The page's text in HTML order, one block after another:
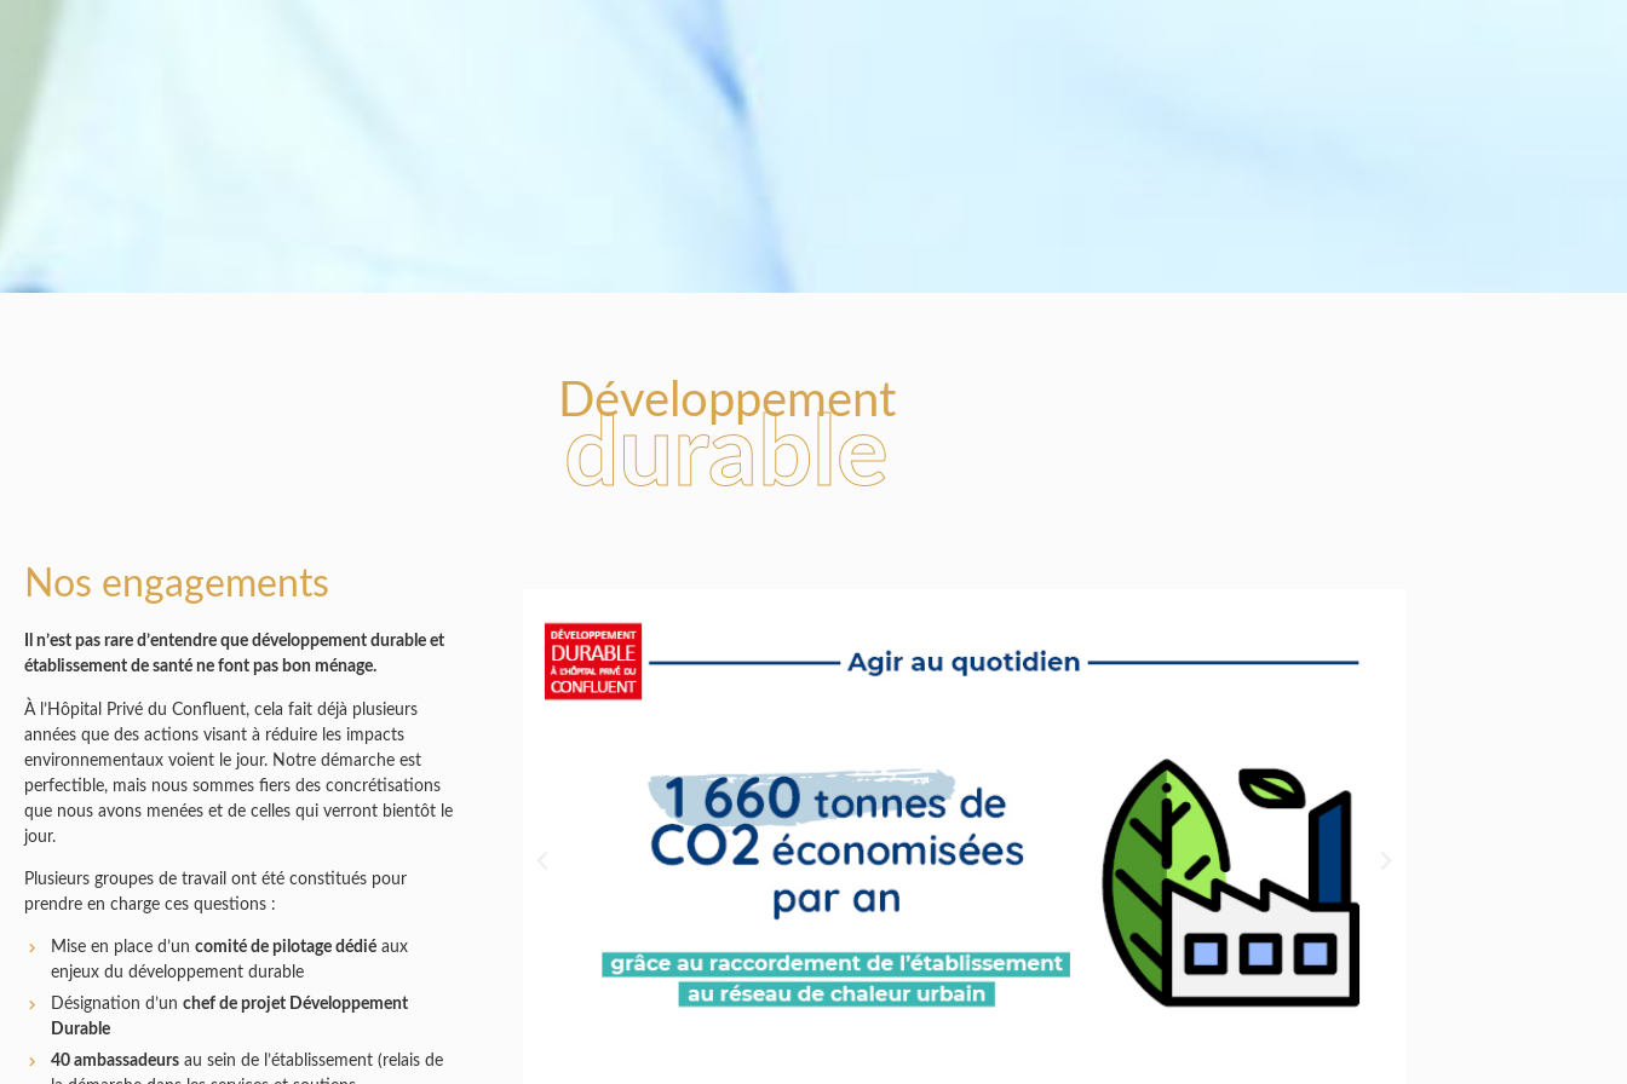
Développement
durable
Nos engagements
Il n’est pas rare d’entendre que développement durable et
établissement de santé ne font pas bon ménage.
À l’Hôpital Privé du Confluent, cela fait déjà plusieurs
années que des actions visant à réduire les impacts
environnementaux voient le jour. Notre démarche est
perfectible, mais nous sommes fiers des concrétisations
que nous avons menées et de celles qui verront bientôt le
jour.
Plusieurs groupes de travail ont été constitués pour
prendre en charge ces questions :
Mise en place d’un comité de pilotage dédiéaux
enjeux du développement durable
Désignation d’un chef de projet Développement
Durable
40 ambassadeursau sein de l’établissement (relais de